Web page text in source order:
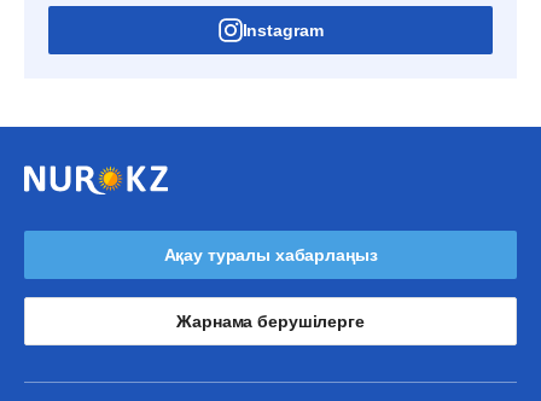
Instagram
Ақау туралы хабарлаңыз
Жарнама берушілерге